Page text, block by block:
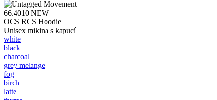
66.4010 NEW
OCS RCS Hoodie
Unisex mikina s kapucí
white
black
charcoal
grey melange
fog
birch
latte